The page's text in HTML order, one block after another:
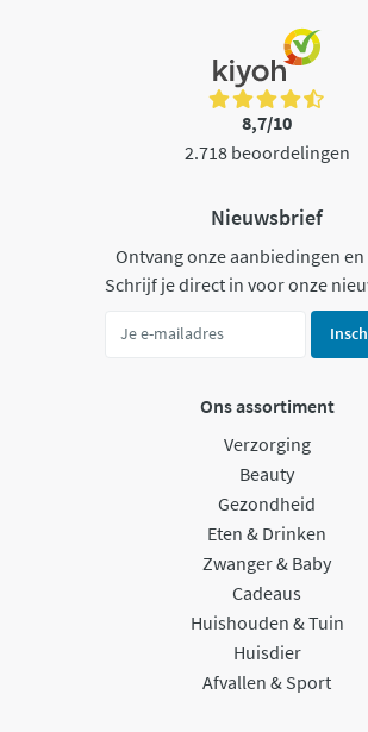
8,7/10
2.718 beoordelingen
Nieuwsbrief
Ontvang onze aanbiedingen en
Schrijf je direct in voor onze
Ons assortiment
Verzorging
Beauty
Gezondheid
Eten & Drinken
Zwanger & Baby
Cadeaus
Huishouden & Tuin
Huisdier
Afvallen & Sport